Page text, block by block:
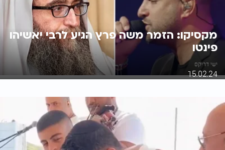
מקסיקו: הזמר משה פרץ הגיע לרבי יאשיהו
פינטו
ישי דריקס
15.02.24